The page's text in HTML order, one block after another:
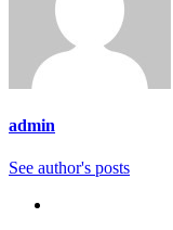
admin
See author's posts